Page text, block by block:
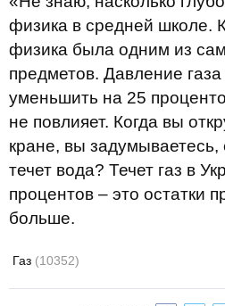
физика в средней школе.
физика была одним из
предметов. Давление
уменьшить на 25
не повлияет. Когда вы
кране, вы
течет вода? Течет газ в
процентов – это остатки
больше.
Газ (10352)